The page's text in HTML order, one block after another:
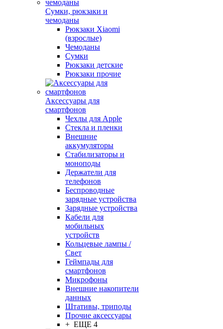
Сумки, рюкзаки и
чемоданы
Рюкзаки Xiaomi
(взрослые)
Чемоданы
Сумки
Рюкзаки детские
Рюкзаки прочие
Аксессуары для
смартфонов
Чехлы для Apple
Стекла и пленки
Внешние
аккумуляторы
Стабилизаторы и
моноподы
Держатели для
телефонов
Беспроводные
зарядные устройства
Зарядные устройства
Кабели для
мобильных
устройств
Кольцевые лампы /
Свет
Геймпады для
смартфонов
Микрофоны
Внешние накопители
данных
Штативы, триподы
Прочие аксессуары
+ ЕЩЕ 4